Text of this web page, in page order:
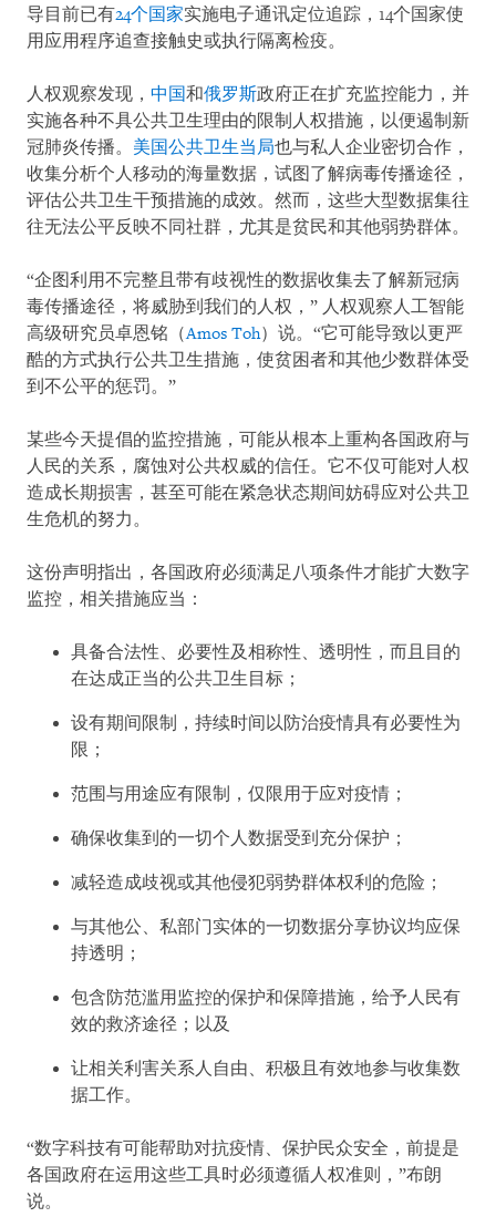
导目前已有24个国家实施电子通讯定位追踪，14个国家使
用应用程序追查接触史或执行隔离检疫。
人权观察发现， 中国和俄罗斯政府正在扩充监控能力，并
实施各种不具公共卫生理由的限制人权措施，以便遏制新
冠肺炎传播。 美国公共卫生当局也与私人企业密切合作，
收集分析个人移动的海量数据，试图了解病毒传播途径，
评估公共卫生干预措施的成效。然而，这些大型数据集往
往无法公平反映不同社群，尤其是贫民和其他弱势群体。
“企图利用不完整且带有歧视性的数据收集去了解新冠病
毒传播途径，将威胁到我们的人权，” 人权观察人工智能
高级研究员卓恩铭（Amos Toh）说。“它可能导致以更严
酷的方式执行公共卫生措施，使贫困者和其他少数群体受
到不公平的惩罚。”
某些今天提倡的监控措施，可能从根本上重构各国政府与
人民的关系，腐蚀对公共权威的信任。它不仅可能对人权
造成长期损害，甚至可能在紧急状态期间妨碍应对公共卫
生危机的努力。
这份声明指出，各国政府必须满足八项条件才能扩大数字
监控，相关措施应当：
具备合法性、必要性及相称性、透明性，而且目的
在达成正当的公共卫生目标；
设有期间限制，持续时间以防治疫情具有必要性为
限；
范围与用途应有限制，仅限用于应对疫情；
确保收集到的一切个人数据受到充分保护；
减轻造成歧视或其他侵犯弱势群体权利的危险；
与其他公、私部门实体的一切数据分享协议均应保
持透明；
包含防范滥用监控的保护和保障措施，给予人民有
效的救济途径；以及
让相关利害关系人自由、积极且有效地参与收集数
据工作。
“数字科技有可能帮助对抗疫情、保护民众安全，前提是
各国政府在运用这些工具时必须遵循人权准则，”布朗
说。